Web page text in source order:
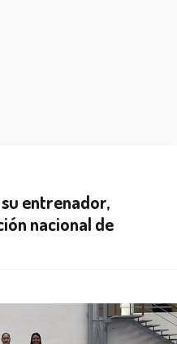
entrenador,
nacional de